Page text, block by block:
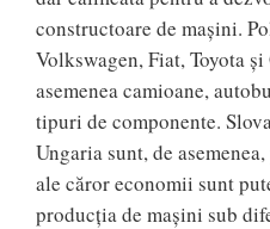
constructoare de maşini.
Volkswagen, Fiat, Toyota
asemenea camioane,
tipuri de componente.
Ungaria sunt, de
ale căror economii sunt
producţia de maşini sub